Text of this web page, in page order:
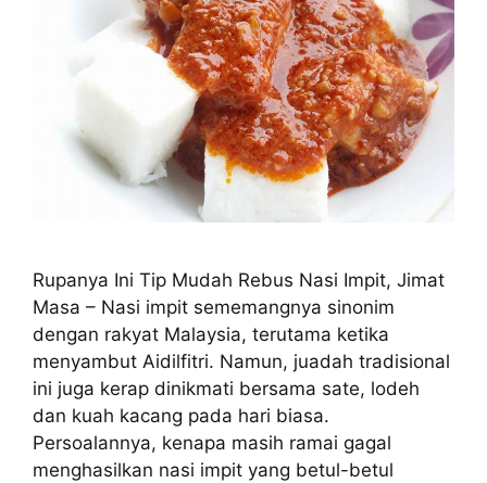
Rupanya Ini Tip Mudah Rebus Nasi Impit, Jimat
Masa – Nasi impit sememangnya sinonim
dengan rakyat Malaysia, terutama ketika
menyambut Aidilfitri. Namun, juadah tradisional
ini juga kerap dinikmati bersama sate, lodeh
dan kuah kacang pada hari biasa.
Persoalannya, kenapa masih ramai gagal
menghasilkan nasi impit yang betul-betul